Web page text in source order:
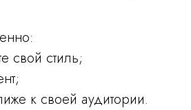
свой стиль;
к своей аудитории.